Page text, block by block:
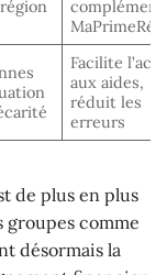
complément
Facilite
aux aides,
réduit les
erreurs
de plus en plus
comme
désormais la